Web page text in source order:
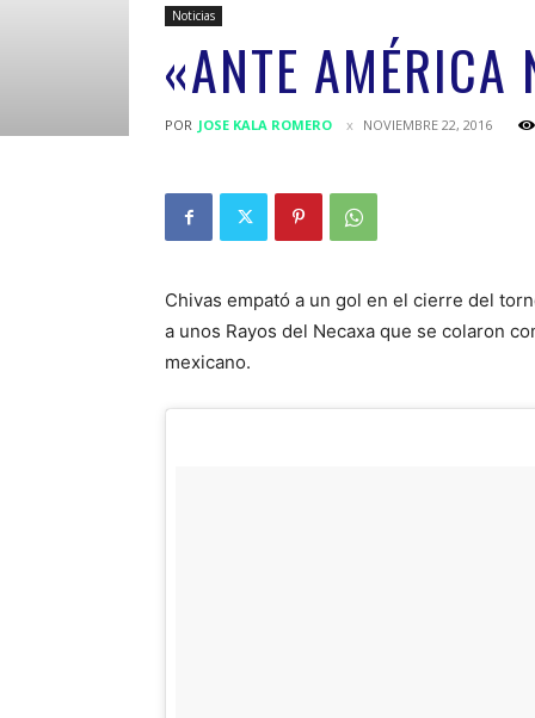
Noticias
«ANTE AMÉRICA
POR JOSE KALA ROMERO NOVIEMBRE 22, 2016
Chivas empató a un gol en el cierre del
a unos Rayos del Necaxa que se colaron
mexicano.